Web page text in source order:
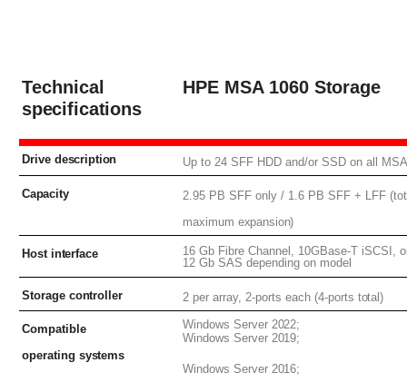
Technical
specifications
HPE MSA 1060 Storage
Drive description Up to 24 SFF HDD and/or SSD on all
Capacity
2.95 PB SFF only / 1.6 PB SFF + LFF
maximum expansion)
Host interface
16 Gb Fibre Channel, 10GBase-T iSCSI,
12 Gb SAS depending on model
Storage controller 2 per array, 2-ports each (4-ports total)
Compatible
operating systems
Windows Server 2022;
Windows Server 2019;
Windows Server 2016;